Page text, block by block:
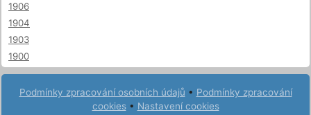
1906
1904
1903
1900
Podmínky zpracování osobních údajů • Podmínky zpracování
cookies• Nastavení cookies